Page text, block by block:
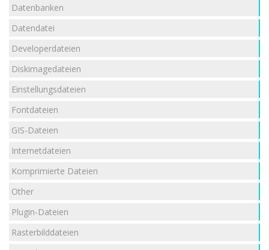
Datenbanken
Datendatei
Developerdateien
Diskimagedateien
Einstellungsdateien
Fontdateien
GIS-Dateien
Internetdateien
Komprimierte Dateien
Other
Plugin-Dateien
Rasterbilddateien